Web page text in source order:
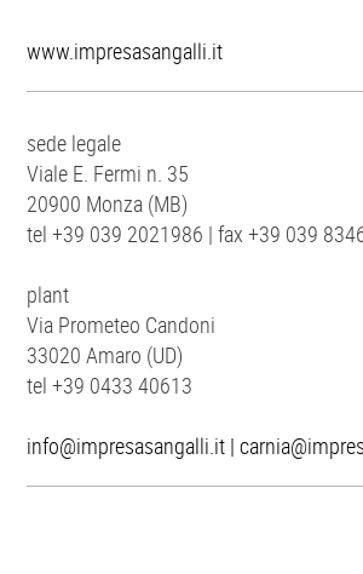
www.impresasangalli.it
sede legale
Viale E. Fermi n. 35
20900 Monza (MB)
tel +39 039 2021986 | fax +39 039
plant
Via Prometeo Candoni
33020 Amaro (UD)
tel +39 0433 40613
info@impresasangalli.it |